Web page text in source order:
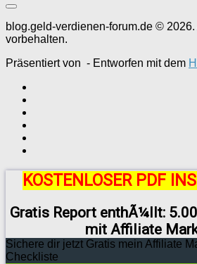
blog.geld-verdienen-forum.de ©
vorbehalten.
Präsentiert von - Entworfen mit dem
KOSTENLOSER PDF
Gratis Report enthÃ¼llt:
mit Affiliate
Sichere dir jetzt Gratis mein Affiliate
Checkliste